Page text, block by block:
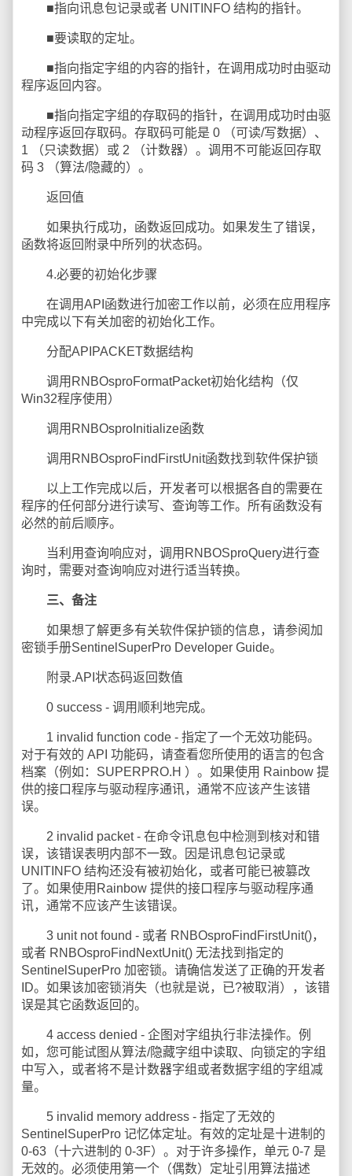
■指向讯息包记录或者 UNITINFO 结构的指针。
■要读取的定址。
■指向指定字组的内容的指针，在调用成功时由驱动
程序返回内容。
■指向指定字组的存取码的指针，在调用成功时由驱
动程序返回存取码。存取码可能是 0 （可读/写数据）、
1 （只读数据）或 2 （计数器）。调用不可能返回存取
码 3 （算法/隐藏的）。
返回值
如果执行成功，函数返回成功。如果发生了错误，
函数将返回附录中所列的状态码。
4.必要的初始化步骤
在调用API函数进行加密工作以前，必须在应用程序
中完成以下有关加密的初始化工作。
分配APIPACKET数据结构
调用RNBOsproFormatPacket初始化结构（仅
Win32程序使用）
调用RNBOsproInitialize函数
调用RNBOsproFindFirstUnit函数找到软件保护锁
以上工作完成以后，开发者可以根据各自的需要在
程序的任何部分进行读写、查询等工作。所有函数没有
必然的前后顺序。
当利用查询响应对，调用RNBOSproQuery进行查
询时，需要对查询响应对进行适当转换。
三、备注
如果想了解更多有关软件保护锁的信息，请参阅加
密锁手册SentinelSuperPro Developer Guide。
附录.API状态码返回数值
0 success - 调用顺利地完成。
1 invalid function code - 指定了一个无效功能码。
对于有效的 API 功能码，请查看您所使用的语言的包含
档案（例如：SUPERPRO.H ）。如果使用 Rainbow 提
供的接口程序与驱动程序通讯，通常不应该产生该错
误。
2 invalid packet - 在命令讯息包中检测到核对和错
误，该错误表明内部不一致。因是讯息包记录或
UNITINFO 结构还没有被初始化，或者可能已被篡改
了。如果使用Rainbow 提供的接口程序与驱动程序通
讯，通常不应该产生该错误。
3 unit not found - 或者 RNBOsproFindFirstUnit()，
或者 RNBOsproFindNextUnit() 无法找到指定的
SentinelSuperPro 加密锁。请确信发送了正确的开发者
ID。如果该加密锁消失（也就是说，已?被取消），该错
误是其它函数返回的。
4 access denied - 企图对字组执行非法操作。例
如，您可能试图从算法/隐藏字组中读取、向锁定的字组
中写入，或者将不是计数器字组或者数据字组的字组减
量。
5 invalid memory address - 指定了无效的
SentinelSuperPro 记忆体定址。有效的定址是十进制的
0-63（十六进制的 0-3F）。对于许多操作，单元 0-7 是
无效的。必须使用第一个（偶数）定址引用算法描述